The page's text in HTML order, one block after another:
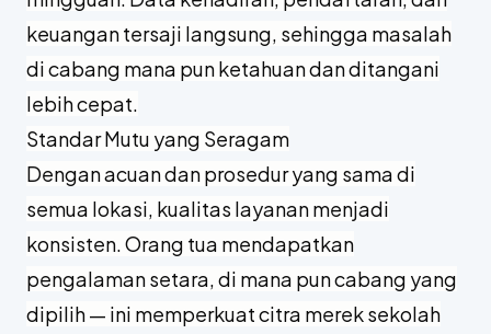
keuangan tersaji langsung, sehingga masalah
di cabang mana pun ketahuan dan ditangani
lebih cepat.
Standar Mutu yang Seragam
Dengan acuan dan prosedur yang sama di
semua lokasi, kualitas layanan menjadi
konsisten. Orang tua mendapatkan
pengalaman setara, di mana pun cabang yang
dipilih — ini memperkuat citra merek sekolah